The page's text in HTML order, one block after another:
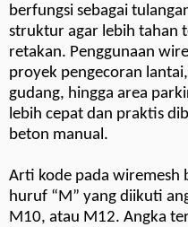
berfungsi sebagai
struktur agar lebih tahan
retakan. Penggunaan
proyek pengecoran
gudang, hingga area
lebih cepat dan praktis
beton manual.
Arti kode pada wiremesh
huruf “M” yang diikuti
M10, atau M12. Angka